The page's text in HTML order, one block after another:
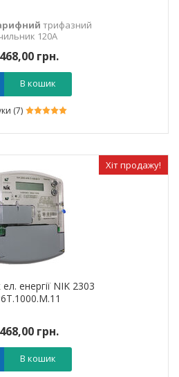
трифазний
120А
грн.
В кошик
(7)
Хіт продажу!
енергії NIK 2303
грн.
В кошик